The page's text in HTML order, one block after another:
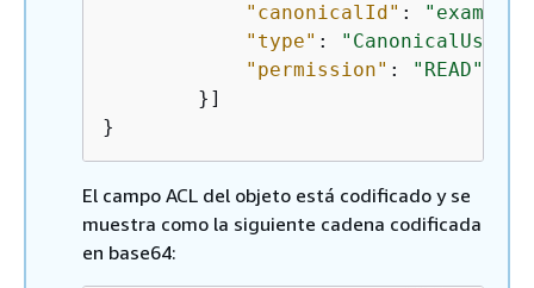
"canonicalId" :
"type" : "CanonicalUser"
"permission" :
"READ"
        }]
}
El campo ACL del objeto está codificado y se
muestra como la siguiente cadena codificada
en base64: